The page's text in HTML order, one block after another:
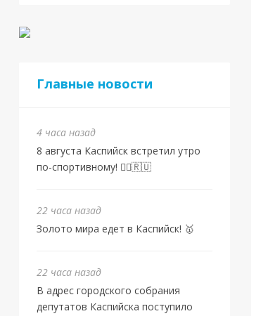
Главные новости
4 часа назад
8 августа Каспийск встретил утро
по-спортивному! 🏃‍♂️🇷🇺
22 часа назад
Золото мира едет в Каспийск! 🥇
22 часа назад
В адрес городского собрания
депутатов Каспийска поступило